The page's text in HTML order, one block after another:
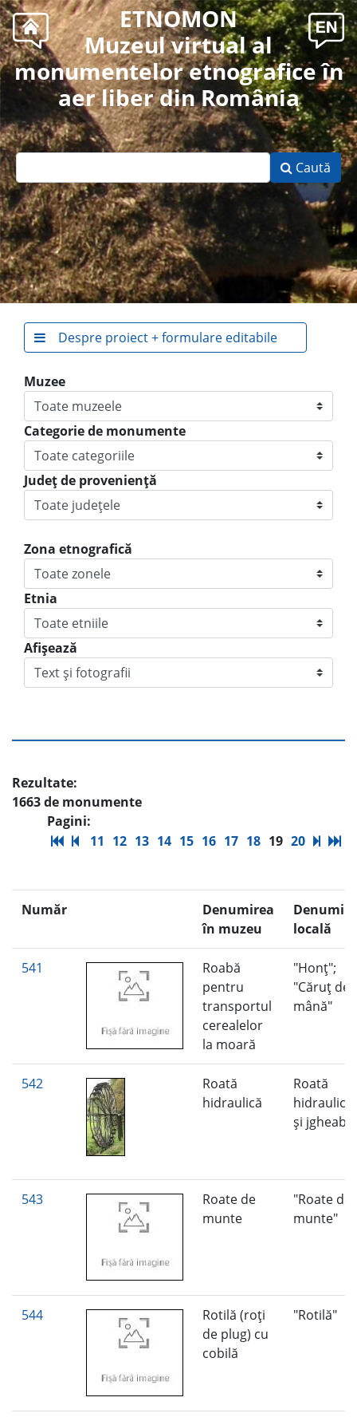
ETNOMON
Muzeul virtual al
monumentelor etnografice în
aer liber din România
Caută
Despre proiect + formulare editabile
Muzee
Categorie de monumente
Judeţ de provenienţă
Zona etnografică
Etnia
Afișează
Rezultate:
1663 de monumente
Pagini:
11 12 13 14 15 16 17 18 19 20
Număr
Denumirea
în muzeu
locală
541
Roabă
pentru
transportul
cerealelor
la moară
"Honţ";
"Căruţ de
mână"
542
Roată
hidraulică
Roată
hidraulică
şi jgheab
543
Roate de
munte
"Roate de
munte"
544
Rotilă (roţi
de plug) cu
cobilă
"Rotilă"